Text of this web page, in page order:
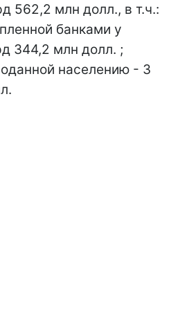
562,2 млн долл., в т.ч.:
банками у
344,2 млн долл. ;
населению - 3